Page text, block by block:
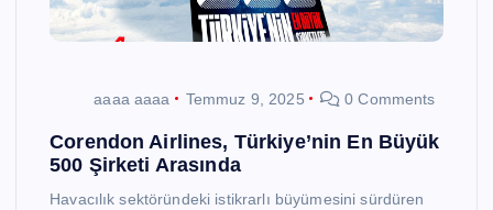
aaaa aaaa Temmuz 9, 2025 0 Comments
Corendon Airlines, Türkiye’nin En Büyük
500 Şirketi Arasında
Havacılık sektöründeki istikrarlı büyümesini sürdüren